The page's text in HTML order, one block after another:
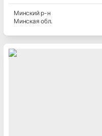
Минскийр-н
Минская обл.